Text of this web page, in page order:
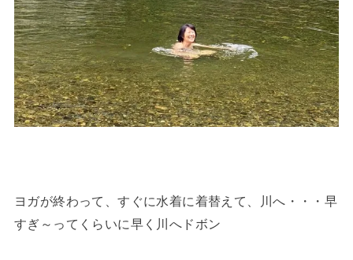
ヨガが終わって、すぐに水着に着替えて、川へ・・・早
すぎ～ってくらいに早く川へドボン